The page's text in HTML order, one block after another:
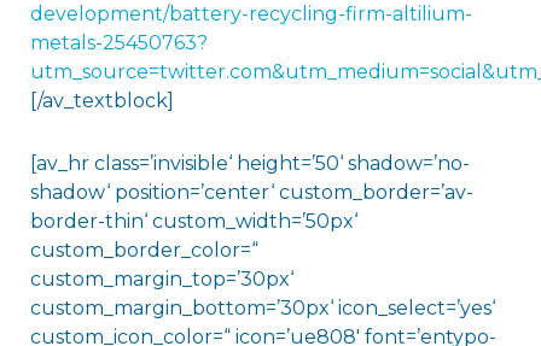
development/battery-recycling-firm-altilium-
metals-25450763?
[/av_textblock]
[av_hr class=’invisible‘ height=’50‘ shadow=’no-
shadow‘ position=’center‘ custom_border=’av-
border-thin‘ custom_width=’50px‘
custom_border_color=“
custom_margin_top=’30px‘
custom_margin_bottom=’30px‘ icon_select=’yes‘
custom_icon_color=“ icon=’ue808′ font=’entypo-